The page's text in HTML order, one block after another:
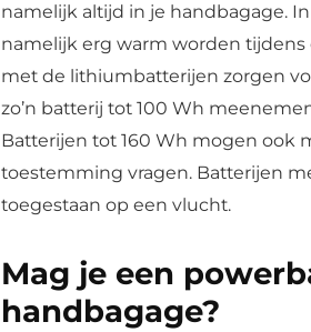
namelijk altijd in je handbagage.
namelijk erg warm worden
met de lithiumbatterijen zorgen
zo’n batterij tot 100 Wh
Batterijen tot 160 Wh mogen ook
toestemming vragen. Batterijen
toegestaan op een vlucht.
Mag je een
handbagage?